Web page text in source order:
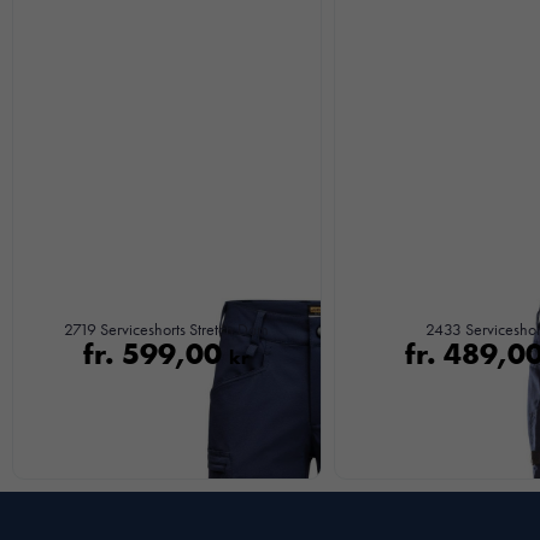
2719 Serviceshorts Stretch Dam
fr. 599,00 kr
2433 Serviceshorts
fr.